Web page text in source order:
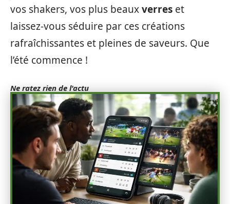
vos shakers, vos plus beauxverres et
laissez-vous séduire par ces créations
rafraîchissantes et pleines de saveurs. Que
l’été commence !
Ne ratez rien de l'actu